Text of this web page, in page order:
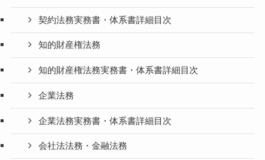
契約法務実務書・体系書詳細目次
知的財産権法務
知的財産権法務実務書・体系書詳細目次
企業法務
企業法務実務書・体系書詳細目次
会社法法務・金融法務